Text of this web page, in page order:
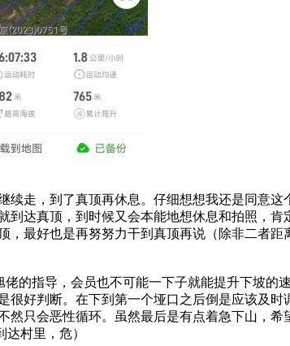
走，到了真顶再休息。仔细想想我还是同意这
达真顶，到时候又会本能地想休息和拍照，
最好也是再努努力干到真顶再说（除非二者距
的指导，会员也不可能一下子就能提升下坡的
好判断。在下到第一个垭口之后倒是应该及
只会恶性循环。虽然最后是有点着急下山，希
村里，危）